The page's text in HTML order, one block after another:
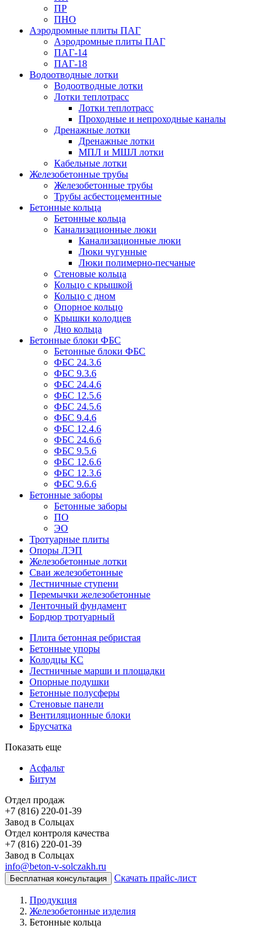
ПР
ПНО
Аэродромные плиты ПАГ
Аэродромные плиты ПАГ
ПАГ-14
ПАГ-18
Водоотводные лотки
Водоотводные лотки
Лотки теплотрасс
Лотки теплотрасс
Проходные и непроходные каналы
Дренажные лотки
Дренажные лотки
МПЛ и МШЛ лотки
Кабельные лотки
Железобетонные трубы
Железобетонные трубы
Трубы асбестоцементные
Бетонные кольца
Бетонные кольца
Канализационные люки
Канализационные люки
Люки чугунные
Люки полимерно-песчаные
Стеновые кольца
Кольцо с крышкой
Кольцо с дном
Опорное кольцо
Крышки колодцев
Дно кольца
Бетонные блоки ФБС
Бетонные блоки ФБС
ФБС 24.3.6
ФБС 9.3.6
ФБС 24.4.6
ФБС 12.5.6
ФБС 24.5.6
ФБС 9.4.6
ФБС 12.4.6
ФБС 24.6.6
ФБС 9.5.6
ФБС 12.6.6
ФБС 12.3.6
ФБС 9.6.6
Бетонные заборы
Бетонные заборы
ПО
ЭО
Тротуарные плиты
Опоры ЛЭП
Железобетонные лотки
Сваи железобетонные
Лестничные ступени
Перемычки железобетонные
Ленточный фундамент
Бордюр тротуарный
Плита бетонная ребристая
Бетонные упоры
Колодцы КС
Лестничные марши и площадки
Опорные подушки
Бетонные полусферы
Стеновые панели
Вентиляционные блоки
Брусчатка
Показать еще
Асфальт
Битум
Отдел продаж
Завод в Сольцах
Отдел контроля качества
Завод в Сольцах
info@beton-v-solczakh.ru
Бесплатная консультация Скачать прайс-лист
Продукция
Железобетонные изделия
Бетонные кольца